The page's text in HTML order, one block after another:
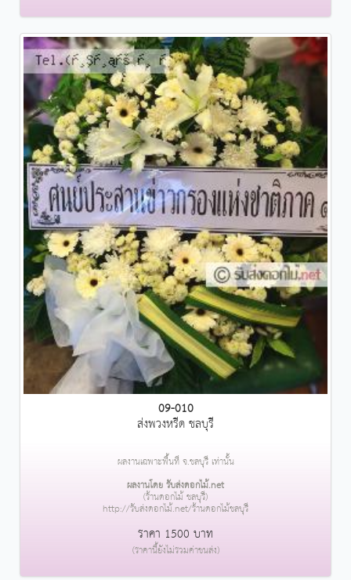
09-010
ส่งพวงหรีด ชลบุรี
ผลงานเฉพาะพื้นที่ จ.ชลบุรี เท่านั้น
ผลงานโดย รับส่งดอกไม้.net
(ร้านดอกไม้ ชลบุรี)
http://รับส่งดอกไม้.net/ร้านดอกไม้ชลบุรี
ราคา 1500 บาท
(ราคานี้ยังไม่รวมค่าขนส่ง)